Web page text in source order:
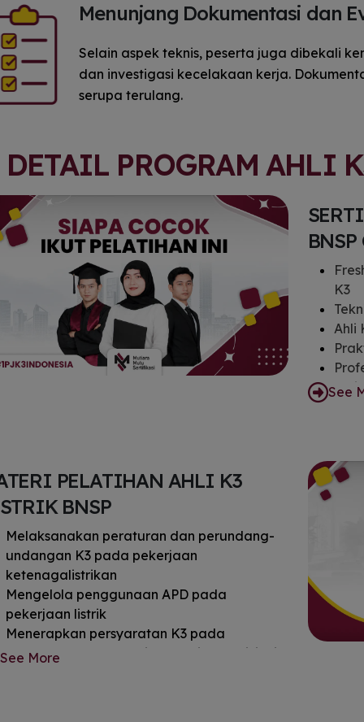
Menunjang Dokumentasi dan
Selain aspek teknis, peserta juga dibekali
dan investigasi kecelakaan kerja.
serupa terulang.
DETAIL PROGRAM AHLI
K3
Ahli
See
PELATIHAN AHLI K3
BNSP
Melaksanakan peraturan dan perundang-
undangan K3 pada pekerjaan
ketenagalistrikan
Mengelola penggunaan APD pada
pekerjaan listrik
Menerapkan persyaratan K3 pada
pemasangan & pemeliharaan instalasi listrik
See More